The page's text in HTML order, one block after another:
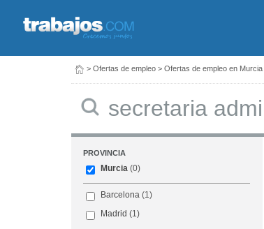
> Ofertas de empleo > Ofertas de empleo en Murcia
PROVINCIA
Murcia (0)
Barcelona (1)
Madrid (1)